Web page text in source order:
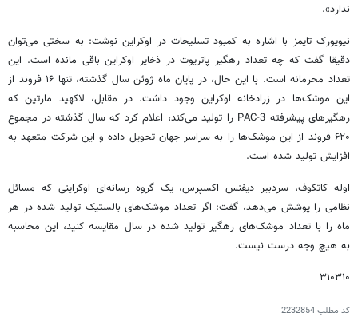
ندارد».
نیویورک تایمز با اشاره به کمبود تسلیحات در اوکراین نوشت: به سختی می‌توان
دقیقا گفت که چه تعداد رهگیر پاتریوت در ذخایر اوکراین باقی مانده است. این
تعداد محرمانه است. با این حال، در پایان ماه ژوئن سال گذشته، تنها ۱۶ فروند از
این موشک‌ها در زرادخانه اوکراین وجود داشت. در مقابل، لاکهید مارتین که
رهگیرهای پیشرفته PAC-3 را تولید می‌کند، اعلام کرد که سال گذشته در مجموع
۶۲۰ فروند از این موشک‌ها را به سراسر جهان تحویل داده و این شرکت متعهد به
افزایش تولید شده است.
اوله کاتکوف، سردبیر دیفنس اکسپرس، یک گروه رسانه‌ای اوکراینی که مسائل
نظامی را پوشش می‌دهد، گفت: اگر تعداد موشک‌های بالستیک تولید شده در هر
ماه را با تعداد موشک‌های رهگیر تولید شده در سال مقایسه کنید، این محاسبه
به هیچ وجه درست نیست.
۳۱۰۳۱۰
کد مطلب2232854